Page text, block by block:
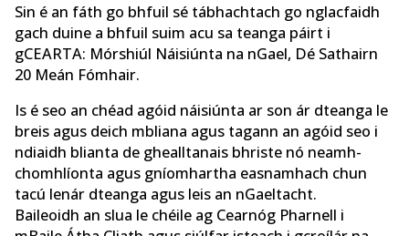
Sin é an fáth go bhfuil sé tábhachtach go nglacfaidh
gach duine a bhfuil suim acu sa teanga páirt i
gCEARTA: Mórshiúl Náisiúnta na nGael, Dé Sathairn
20 Meán Fómhair.
Is é seo an chéad agóid náisiúnta ar son ár dteanga le
breis agus deich mbliana agus tagann an agóid seo i
ndiaidh blianta de ghealltanais bhriste nó neamh-
chomhlíonta agus gníomhartha easnamhach chun
tacú lenár dteanga agus leis an nGaeltacht.
Baileoidh an slua le chéile ag Cearnóg Pharnell i